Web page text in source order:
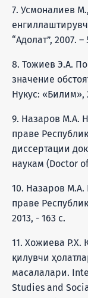
7. Усмоналиев
“Адолат”, 2007. –
8. Тожиев Э.А.
значение
Нукус: «Билим»,
9. Назаров М.А.
праве
диссертации
наукам (Doctor
10. Назаров М.А.
праве
2013, - 163 с.
11. Хожиева
қилувчи
масалалари.
Studies and